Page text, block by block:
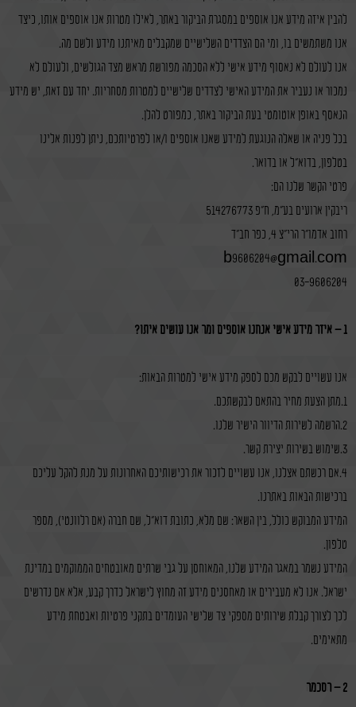
אירוע חוץ
קייטרינג
ריבקין
באינסטגרם
משתמש חדש/אורח
להבין איזה מידע אנו אוספים במסגרת הביקור באתר, לאילו מטרות אנו אוספים אותו, כיצד
אנו משתמשים בו, ומי הם הצדדים השלישיים שמקבלים מאיתנו מידע ולשם מה.
אנו לעולם לא נאסוף מידע אישי ללא הסכמה מפורשת מראש מצד הגולשים, ולעולם לא
נמכור או נעביר את המידע האישי לצדדים שלישיים למטרות מסחריות. יחד עם זאת, יש מידע
הנאסף באופן אוטומטי בעת הביקור באתר, כמפורט להלן.
בכל פניה או שאלה הנוגעת למידע שאנו אוספים ו/או לפרטיותכם, ניתן לפנות אלינו
בטלפון, בדוא"ל או בדואר.
פרטי הקשר שלנו הם:
ריבקין ארועים בע"מ, ח"פ 514276773
רחוב אדמו"ר הרי"צ 4, כפר חב"ד
b9606204@gmail.com
03-9606204
1 – איזה מידע אישי אנחנו אוספים ומה אנו עושים איתו?
אנו עשויים לבקש מכם לספק מידע אישי למטרות הבאות:
1.מתן הצעת מחיר בהתאם לבקשתכם.
2.הרשמה לשירות הדיוור הישיר שלנו.
3.שימוש בשירות יצירת קשר.
4.אם רכשתם אצלנו, אנו עשויים לזכור את רכישותיכם האחרונות על מנת להקל עליכם
ברכישות הבאות באתרנו.
המידע המבוקש כולל, בין השאר: שם מלא, כתובת דוא"ל, שם חברה (אם רלוונטי), מספר
טלפון.
המידע נשמר במאגר המידע שלנו, המאוחסן על גבי שרתים מאובטחים הממוקמים במדינת
ישראל. אנו לא מעבירים או מאחסנים מידע זה מחוץ לישראל כדרך קבע, אלא אם נדרשים
לכך לצורך קבלת שירותים מספקי צד שלישי העומדים בתקני פרטיות ואבטחת מידע
מתאימים.
2 – הסכמה